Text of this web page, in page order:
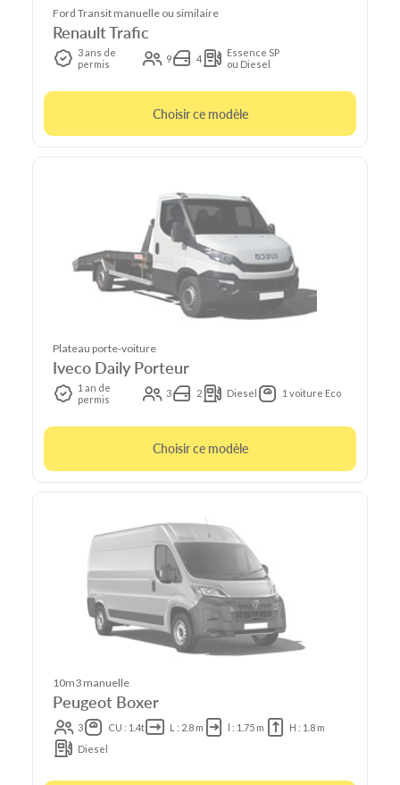
Ford Transit manuelle ou similaire
Renault Trafic
3 ans de
permis
9 4
Essence SP
ou Diesel
Choisir ce modèle
Plateau porte-voiture
Iveco Daily Porteur
1 an de
permis
3 2 Diesel 1 voiture Eco
Choisir ce modèle
10m3 manuelle
Peugeot Boxer
3 CU : 1.4t L : 2.8 m l : 1.75 m
H : 1.8 m
Diesel